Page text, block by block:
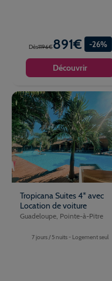
Dès1196€891€ -26%
Découvrir
Tropicana Suites 4* avec
Location de voiture
Guadeloupe, Pointe-à-Pitre
7 jours / 5 nuits - Logement seul